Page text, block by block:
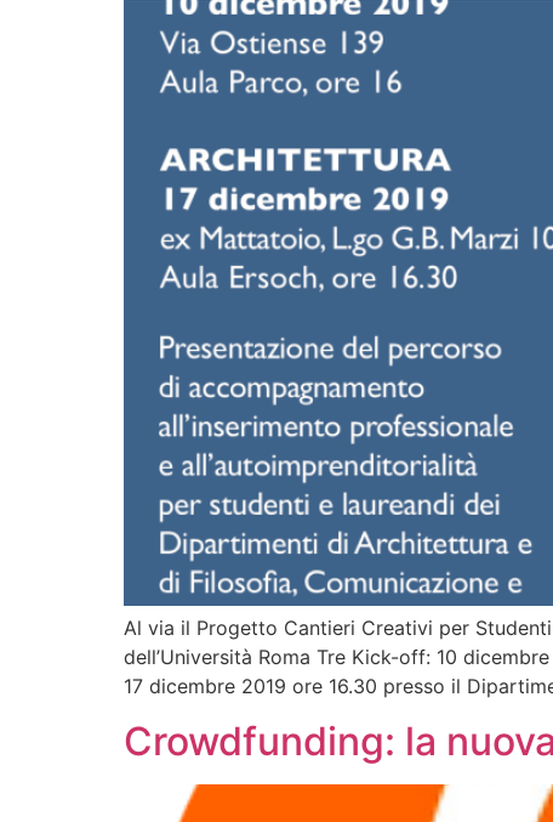
Al via il Progetto Cantieri Creativi per
dell’Università Roma Tre Kick-off: 10
17 dicembre 2019 ore 16.30 presso il
Crowdfunding: la